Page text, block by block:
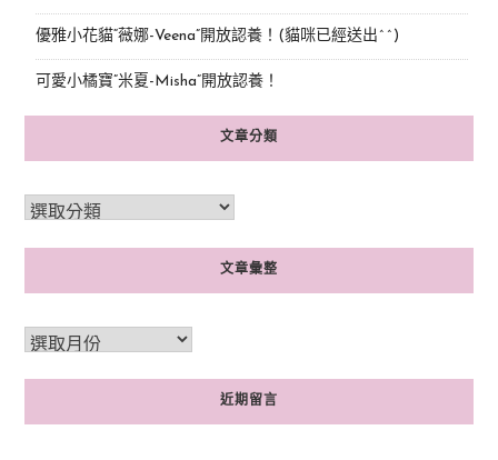
優雅小花貓“薇娜-Veena”開放認養！(貓咪已經送出^^)
可愛小橘寶”米夏-Misha”開放認養！
文章分類
文章彙整
近期留言